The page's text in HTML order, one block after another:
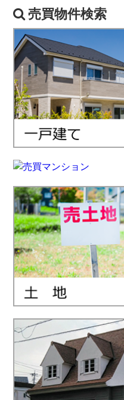
売買物件検索